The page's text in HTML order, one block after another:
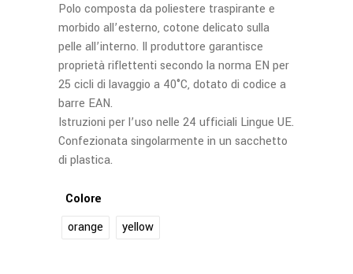
Polo composta da poliestere traspirante e
morbido all’esterno, cotone delicato sulla
pelle all’interno. Il produttore garantisce
proprietà riflettenti secondo la norma EN per
25 cicli di lavaggio a 40°C, dotato di codice a
barre EAN.
Istruzioni per l’uso nelle 24 ufficiali Lingue UE.
Confezionata singolarmente in un sacchetto
di plastica.
Colore
orange
yellow